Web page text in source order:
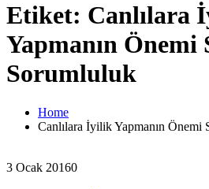
Etiket: Canlılara
Yapmanın Önemi
Sorumluluk
Home
Canlılara İyilik Yapmanın Önemi
3 Ocak 20160